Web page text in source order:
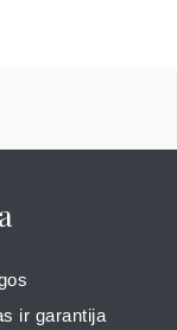
ir garantija